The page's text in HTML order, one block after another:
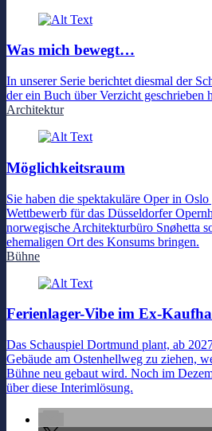
Was mich bewegt…
In unserer Serie berichtet diesmal der
der ein Buch über Verzicht geschrieben
Architektur
Möglichkeitsraum
Sie haben die spektakuläre Oper in
Wettbewerb für das Düsseldorfer
norwegische Architekturbüro Snøhetta
ehemaligen Ort des Konsums bringen.
Bühne
Ferienlager-Vibe im Ex-
Das Schauspiel Dortmund plant, ab
Gebäude am Ostenhellweg zu ziehen,
Bühne neu gebaut wird. Noch im
über diese Interimlösung.